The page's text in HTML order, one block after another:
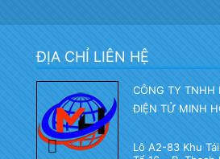
ĐỊA CHỈ LIÊN HỆ
CÔNG TY TNHH
ĐIỆN TỬ MINH
Lô A2-83 Khu